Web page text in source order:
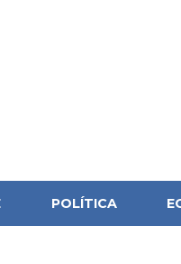
POLÍTICA